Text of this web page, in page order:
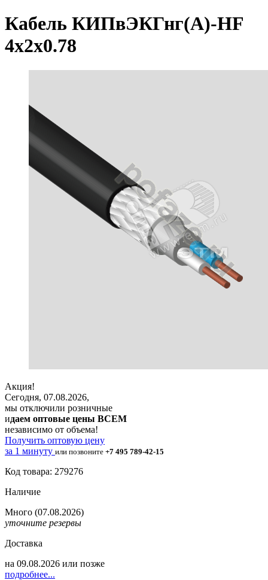
Кабель КИПвЭКГнг(А)-HF
4х2х0.78
Акция!
Сегодня, 07.08.2026,
мы отключили розничные
идаем оптовые цены ВСЕМ
независимо от объема!
Получить оптовую цену
за 1 минуту или позвоните +7 495 789-42-15
Код товара: 279276
Наличие
Много (07.08.2026)
уточните резервы
Доставка
на 09.08.2026 или позже
подробнее...